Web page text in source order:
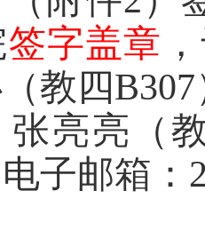
签字盖章
教四B307
张亮亮（
电子邮箱：